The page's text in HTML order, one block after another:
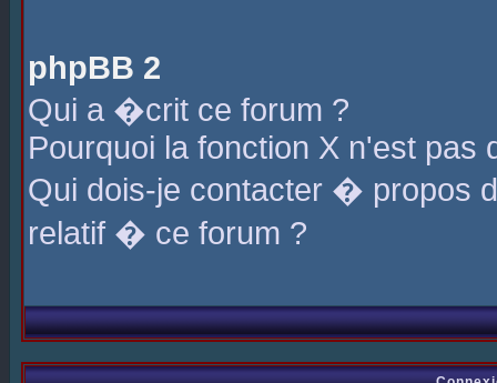
phpBB 2
Qui a �crit ce forum ?
Pourquoi la fonction X n'est pas
Qui dois-je contacter � propos
relatif � ce forum ?